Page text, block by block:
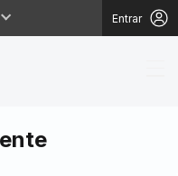
Entrar
Irão